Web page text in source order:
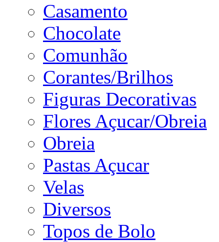
Casamento
Chocolate
Comunhão
Corantes/Brilhos
Figuras Decorativas
Flores Açucar/Obreia
Obreia
Pastas Açucar
Velas
Diversos
Topos de Bolo